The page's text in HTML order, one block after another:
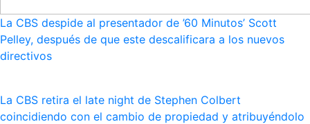
La CBS despide al presentador de ’60 Minutos’ Scott
Pelley, después de que este descalificara a los nuevos
directivos
La CBS retira el late night de Stephen Colbert
coincidiendo con el cambio de propiedad y atribuyéndolo